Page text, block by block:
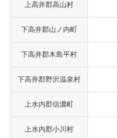
上高井郡高山村
下高井郡山ノ内町
下高井郡木島平村
下高井郡野沢温泉村
上水内郡信濃町
上水内郡小川村